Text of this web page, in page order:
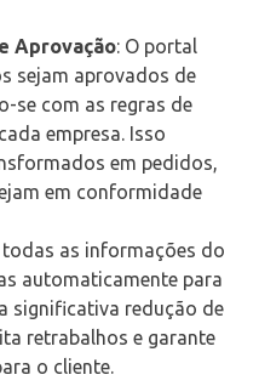
Aprovação: O portal
sejam aprovados de
se com as regras de
empresa. Isso
em pedidos,
em conformidade
todas as informações do
automaticamente para
significativa redução de
retrabalhos e garante
o cliente.